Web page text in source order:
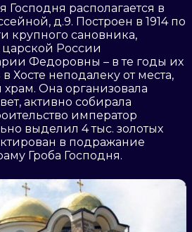
располагается в
д.9. Построен в 1914 по
крупного сановника,
России
Федоровны – в те годы их
Хосте неподалеку от места,
Она организовала
активно собирала
император
выделил 4 тыс. золотых
в подражание
Гроба Господня.